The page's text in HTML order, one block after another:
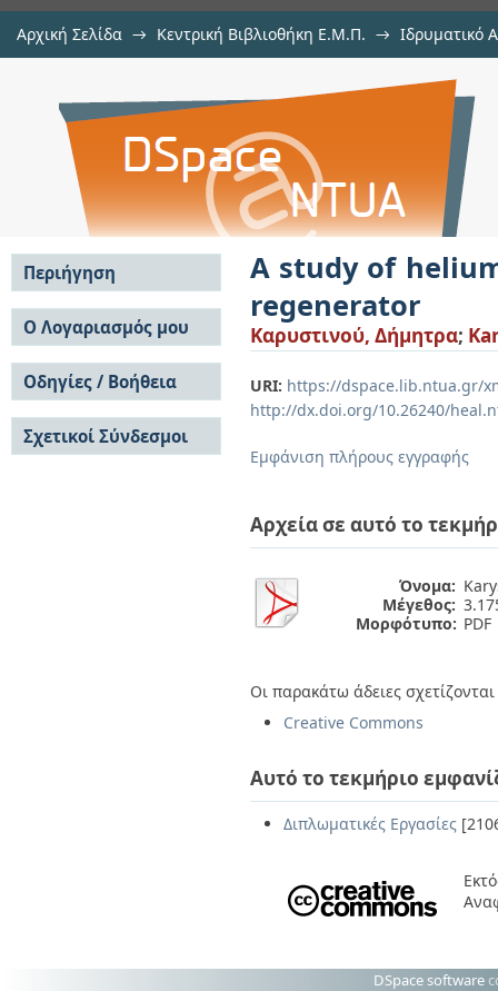
Αρχική Σελίδα → Κεντρική Βιβλιοθήκη Ε.Μ.Π. → Ιδρυματικό
A study of helium cryocoolers
A study of
regenerator
Καρυστινού, Δήμητρα;
URI: https://dspace.lib.ntua.gr/
http://dx.doi.org/10.26240/
Εμφάνιση πλήρους εγγραφής
Αρχεία σε αυτό το
Όνομα:
Μέγεθος:
Μορφότυπο: PDF
Οι παρακάτω άδειες
Creative Commons
Αυτό το τεκμήριο
Διπλωματικές Εργασίες
Περιήγηση
Σε όλο το DSpace
Κοινότητες & Συλλογές
Ανά Ημερομηνία
Έκδοσης
Συγγραφείς
Τίτλοι
Θέματα
Ο Λογαριασμός μου
Σύνδεση
Εγγραφή
Οδηγίες / Βοήθεια
Οδηγίες Υποβολής
Οδηγίες Χρήσης ΙΑ
Συχνές Ερωτήσεις
Σχετικοί Σύνδεσμοι
DSpace software